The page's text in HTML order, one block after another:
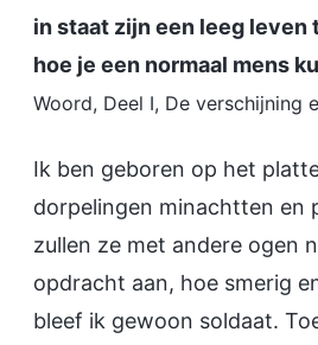
in staat zijn een leeg leven
hoe je een normaal mens
Woord, Deel I, De verschijning
Ik ben geboren op het
dorpelingen minachtten en
zullen ze met andere ogen
opdracht aan, hoe smerig
bleef ik gewoon soldaat.